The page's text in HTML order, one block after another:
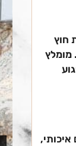
חוץ
מומלץ